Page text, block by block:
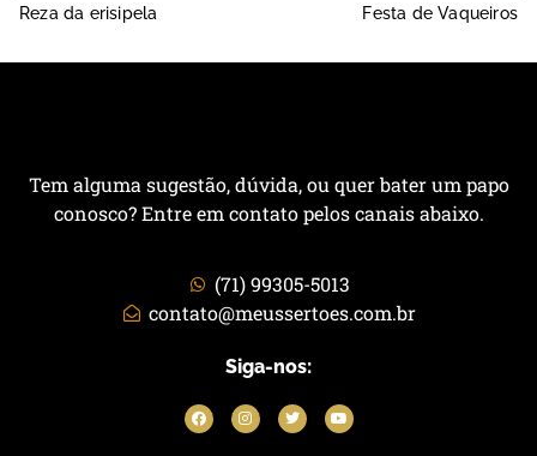
Reza da erisipela Festa de Vaqueiros
Tem alguma sugestão, dúvida, ou quer bater um papo
conosco? Entre em contato pelos canais abaixo.
(71) 99305-5013
contato@meussertoes.com.br
Siga-nos: